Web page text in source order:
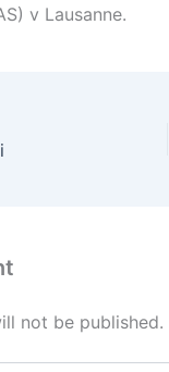
v Lausanne.
not be published.